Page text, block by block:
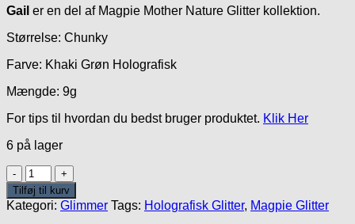
Gail er en del af Magpie Mother Nature Glitter kollektion.
Størrelse: Chunky
Farve: Khaki Grøn Holografisk
Mængde: 9g
For tips til hvordan du bedst bruger produktet. Klik Her
6 på lager
Gail
Glitter
antal
Tilføj til kurv
Kategori: Glimmer Tags: Holografisk Glitter, Magpie Glitter